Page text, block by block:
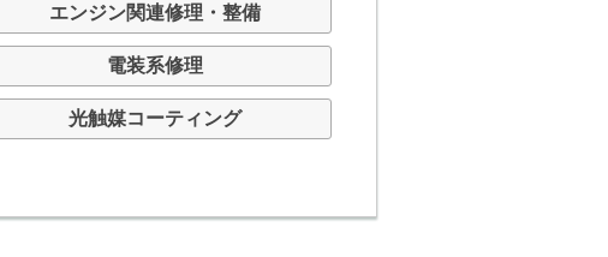
エンジン関連修理・整備
電装系修理
光触媒コーティング